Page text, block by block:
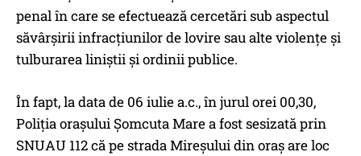
penal în care se efectuează cercetări sub aspectul
săvârșirii infracțiunilor de lovire sau alte violențe și
tulburarea liniștii și ordinii publice.
În fapt, la data de 06 iulie a.c., în jurul orei 00,30,
Poliția orașului Șomcuta Mare a fost sesizată prin
SNUAU 112 că pe strada Mireșului din oraș are loc